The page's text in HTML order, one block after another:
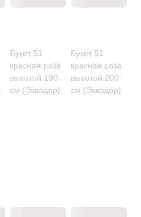
Букет 51
красная роза
высотой 190
см (Эквадор)
Букет 51
красная роза
высотой 200
см (Эквадор)